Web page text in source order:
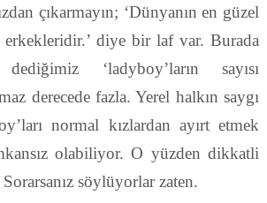
çıkarmayın; ‘Dünyanın en güzel
erkekleridir.’ diye bir laf var. Burada
‘ladyboy’ların sayısı
derecede fazla. Yerel halkın saygı
normal kızlardan ayırt etmek
olabiliyor. O yüzden dikkatli
söylüyorlar zaten.